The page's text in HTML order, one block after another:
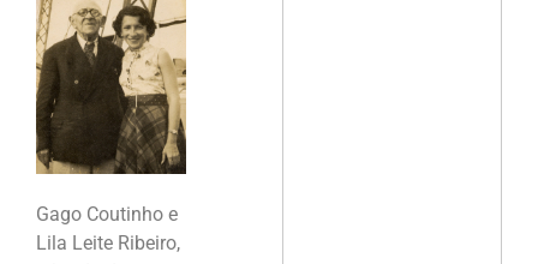
Gago Coutinho e
Lila Leite Ribeiro,